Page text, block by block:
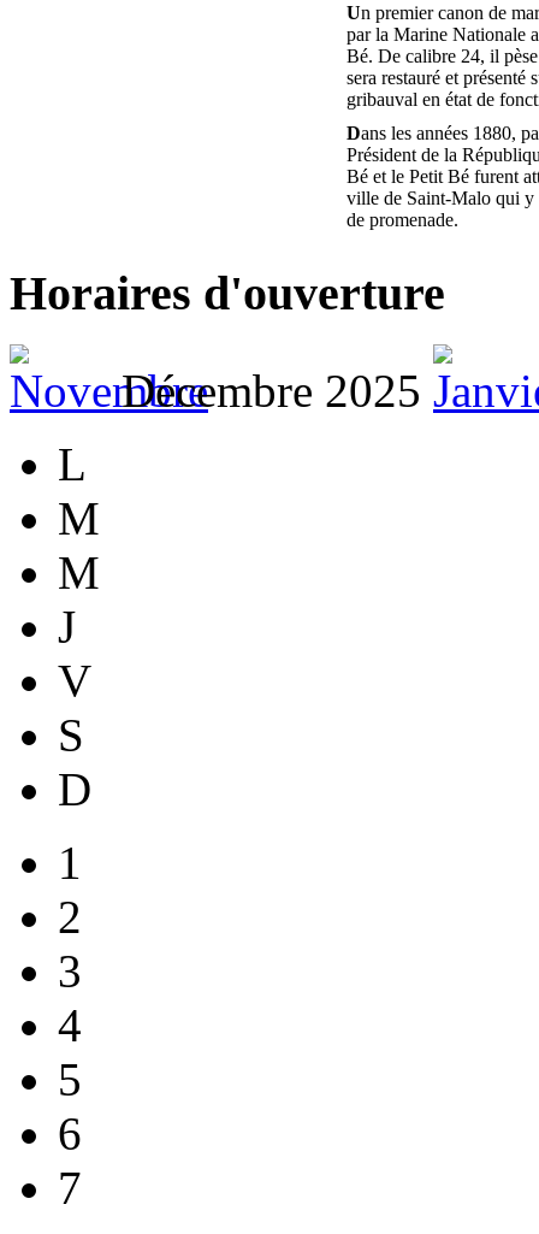
Un premier canon de
par la Marine Nationale
Bé. De calibre 24, il
sera restauré et présenté
gribauval en état de
Dans les années 1880,
Président de la
Bé et le Petit Bé furent
ville de Saint-Malo qui
de promenade.
Horaires d'ouverture
Décembre 2025
L
M
M
J
V
S
D
1
2
3
4
5
6
7